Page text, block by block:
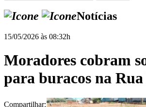
Notícias
15/05/2026 às 08:32h
Moradores cobram
para buracos na Rua
Compartilhar: